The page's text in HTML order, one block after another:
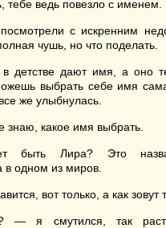
ведь повезло с именем.
с искренним
чушь, но что поделать.
детстве дают имя, а оно
выбрать себе имя
же улыбнулась.
какое имя выбрать.
быть Лира? Это
в одном из миров.
вот только, а как зовут
я смутился, так